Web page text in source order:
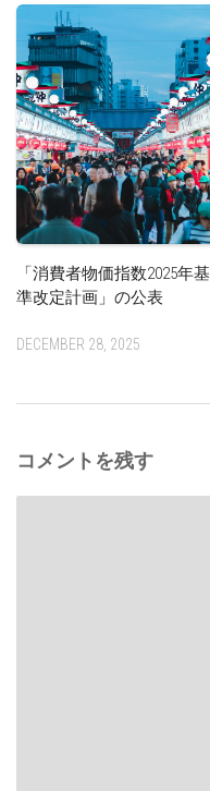
「消費者物価指数2025年基
準改定計画」の公表
DECEMBER 28, 2025
コメントを残す